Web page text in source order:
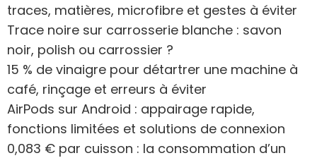
traces, matières, microfibre et gestes à éviter
Trace noire sur carrosserie blanche : savon
noir, polish ou carrossier ?
15 % de vinaigre pour détartrer une machine à
café, rinçage et erreurs à éviter
AirPods sur Android : appairage rapide,
fonctions limitées et solutions de connexion
0,083 € par cuisson : la consommation d’un